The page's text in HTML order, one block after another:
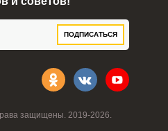
защищены. 2019-2026.
ПОДПИСАТЬСЯ